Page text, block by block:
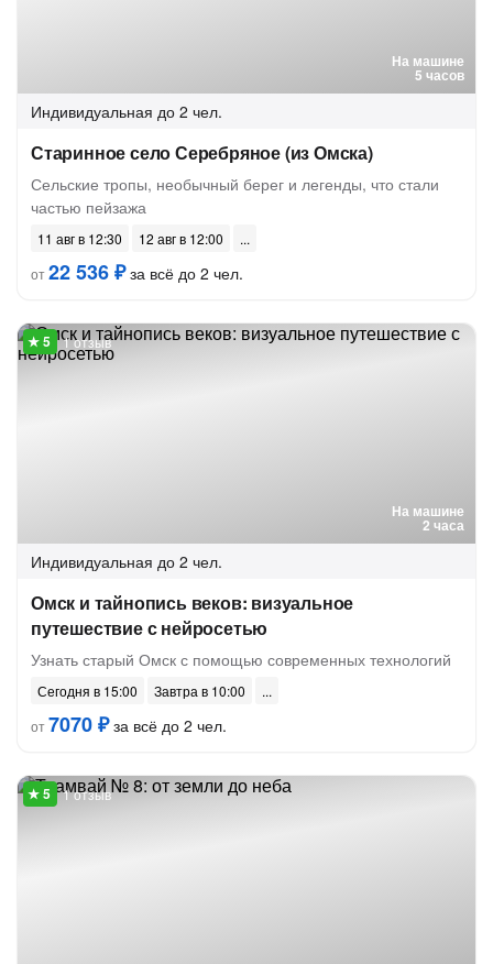
На машине
5 часов
Индивидуальная до 2 чел.
Старинное село Серебряное (из Омска)
Сельские тропы, необычный берег и легенды, что стали
частью пейзажа
11 авг в 12:30
12 авг в 12:00
от22 536 ₽за всё до 2 чел.
На машине
2 часа
1 отзыв
Индивидуальная до 2 чел.
Омск и тайнопись веков: визуальное
путешествие с нейросетью
Узнать старый Омск с помощью современных технологий
Сегодня в 15:00
Завтра в 10:00
от7070 ₽за всё до 2 чел.
1 отзыв